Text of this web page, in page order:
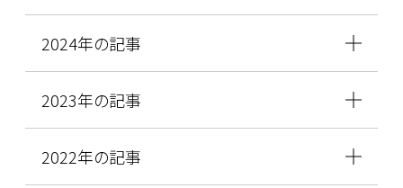
2024年の記事
2023年の記事
2022年の記事